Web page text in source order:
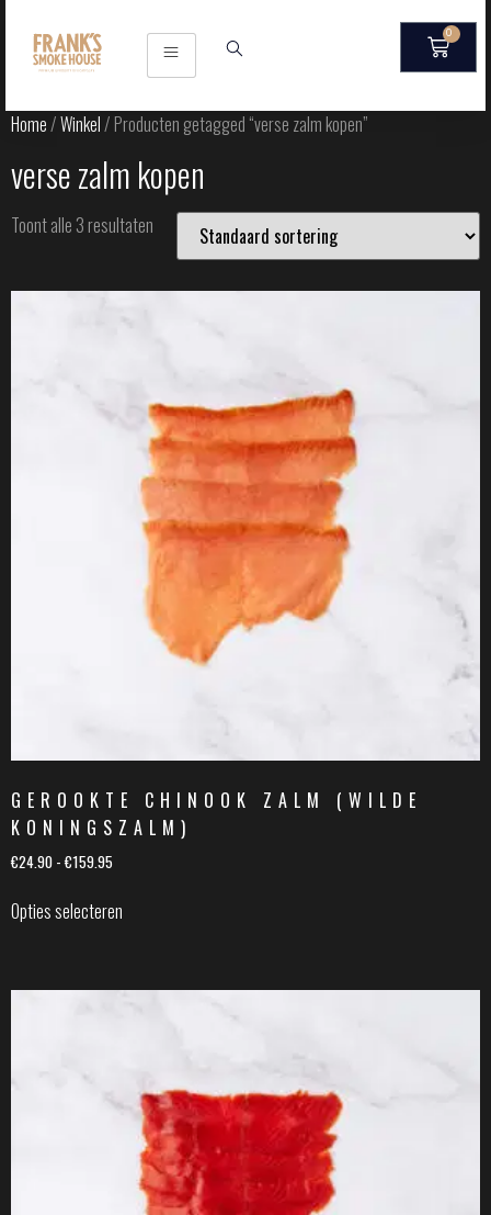
0
Home/Winkel/ Producten getagged “verse zalm kopen”
verse zalm kopen
Toont alle 3 resultaten
GEROOKTE CHINOOK ZALM (WILDE
KONINGSZALM)
€24.90 - €159.95
Opties selecteren